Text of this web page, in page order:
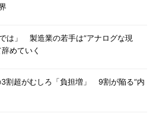
では」 製造業の若手は“アナログな現
めていく
3割超がむしろ「負担増」 9割が陥る“内